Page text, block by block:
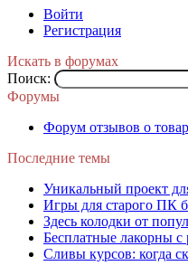
Войти
Регистрация
Искать в форумах
Поиск:
Форумы
Форум отзывов о
Последние темы
Уникальный проект
Игры для старого ПК
Здесь колодки от
Бесплатные лакорны с
Сливы курсов: когда